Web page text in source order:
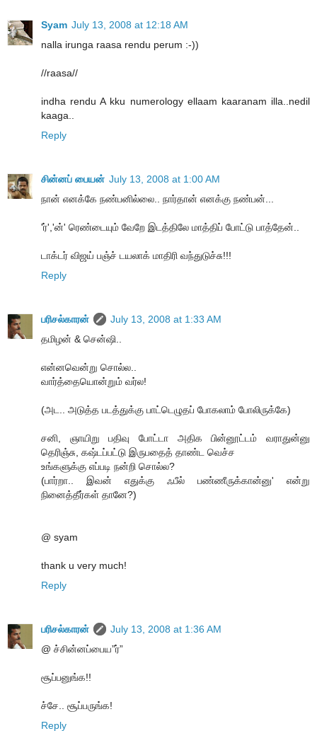
Syam July 13, 2008 at 12:18 AM
nalla irunga raasa rendu perum :-))
//raasa//
indha rendu A kku numerology ellaam kaaranam illa..nedil
kaaga..
Reply
சின்னப் பையன் July 13, 2008 at 1:00 AM
நான் எனக்கே நண்பனில்லை.. நார்தான் எனக்கு நண்பன்...
'ர்','ன்' ரெண்டையும் வேறே இடத்திலே மாத்திப் போட்டு பாத்தேன்..
டாக்டர் விஜய் பஞ்ச் டயலாக் மாதிரி வந்துடுச்சு!!!
Reply
பரிசல்காரன்
July 13, 2008 at 1:33 AM
தமிழன் & சென்ஷி..
என்னவென்று சொல்ல..
வார்த்தையொன்றும் வர்ல!
(அட.. அடுத்த படத்துக்கு பாட்டெழுதப் போகலாம் போலிருக்கே)
சனி, ஞாயிறு பதிவு போட்டா அதிக பின்னூட்டம் வராதுன்னு
தெரிஞ்சு, கஷ்டப்பட்டு இருபதைத் தாண்ட வெச்ச
உங்களுக்கு எப்படி நன்றி சொல்ல?
(பார்றா.. இவன் எதுக்கு ஃபீல் பண்ணீருக்கான்னு' என்று
நினைத்தீர்கள் தானே?)
@ syam
thank u very much!
Reply
பரிசல்காரன்
July 13, 2008 at 1:36 AM
@ ச்சின்னப்பைய”ர்”
சூப்பனுங்க!!
ச்சே.. சூப்பருங்க!
Reply